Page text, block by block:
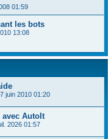
01:59
les bots
13:08
juin 2010 01:20
avec AutoIt
2026 01:57